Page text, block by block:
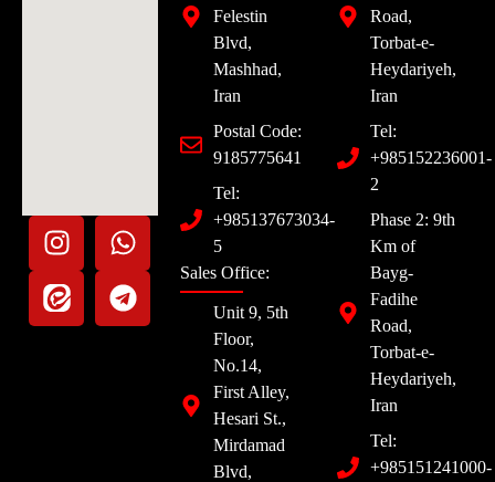
Felestin
Blvd,
Mashhad,
Iran
Postal Code:
9185775641
Tel:
+985137673034-
5
Sales Office:
Unit 9, 5th
Floor,
No.14,
First Alley,
Hesari St.,
Mirdamad
Blvd,
Road,
Torbat-e-
Heydariyeh,
Iran
Tel:
+985152236001-
2
Phase 2: 9th
Km of
Bayg-
Fadihe
Road,
Torbat-e-
Heydariyeh,
Iran
Tel:
+985151241000-